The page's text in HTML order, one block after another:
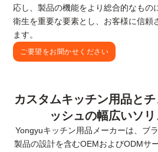
応し、製品の機能をより総合的なもの
衛生を重要な要素とし、お客様に信頼
ます。
ご要望をお聞かせください
カスタムキッチン用品と
ッシュの幅広いソ
Yongyuキッチン用品メーカーは、ブ
製品の設計を含むOEMおよびODMサ